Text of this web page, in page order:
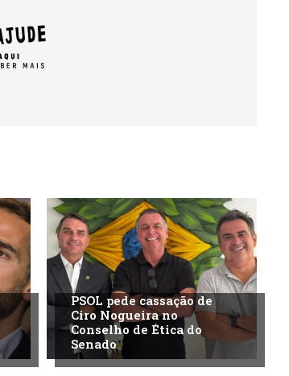
PSOL pede cassação de
Ciro Nogueira no
Conselho de Ética do
Senado